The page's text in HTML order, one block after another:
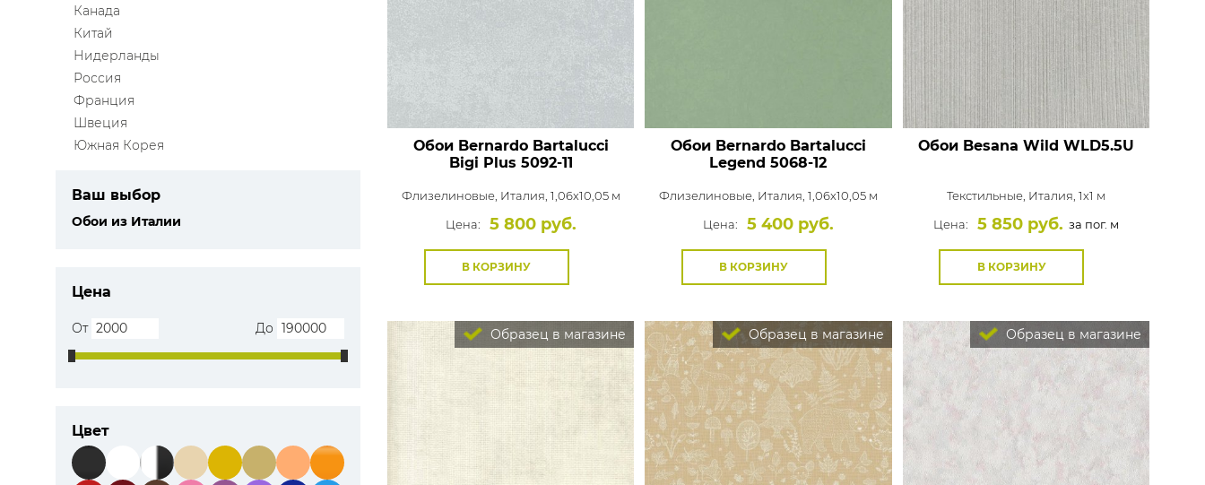
ЦВЕТА
ПОКАЗАТЬ ВСЕ ОБОИ
Канада
Китай
Нидерланды
Россия
Франция
Швеция
Южная Корея
Ваш выбор
Обои из Италии
Цена
От До
Цвет
Обои Bernardo Bartalucci
Bigi Plus 5092-11
Флизелиновые, Италия, 1,06x10,05 м
Цена:
5 800 руб.
В КОРЗИНУ
Обои Bernardo Bartalucci
Legend 5068-12
Флизелиновые, Италия, 1,06x10,05 м
Цена:
5 400 руб.
В КОРЗИНУ
Обои Besana Wild WLD5.5U
Текстильные, Италия, 1x1 м
Цена:
5 850 руб. за пог. м
В КОРЗИНУ
Образец в магазине Образец в магазине Образец в магазине